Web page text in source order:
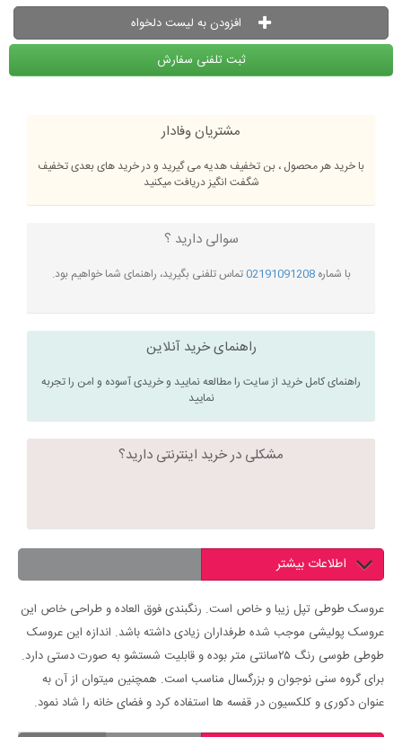
افزودن به لیست دلخواه
ثبت تلفنی سفارش
مشتریان وفادار
با خرید هر محصول ، بن تخفیف هدیه می گیرید و در خرید های بعدی تخفیف
شگفت انگیز دریافت میکنید
سوالی دارید ؟
با شماره02191091208تماس تلفنی بگیرید، راهنمای شما خواهیم بود.
راهنمای خرید آنلاین
راهنمای کامل خرید از سایت را مطالعه نمایید و خریدی آسوده و امن را تجربه
نمایید
مشکلی در خرید اینترنتی دارید؟
اطلاعات بیشتر
عروسک طوطی تپل زیبا و خاص است. رنگبندی فوق العاده و طراحی خاص این
عروسک پولیشی موجب شده طرفداران زیادی داشته باشد. اندازه این عروسک
طوطی طوسی رنگ ۲۵سانتی متر بوده و قابلیت شستشو به صورت دستی دارد.
برای گروه سنی نوجوان و بزرگسال مناسب است. همچنین میتوان از آن به
عنوان دکوری و کلکسیون در قفسه ها استفاده کرد و فضای خانه را شاد نمود.